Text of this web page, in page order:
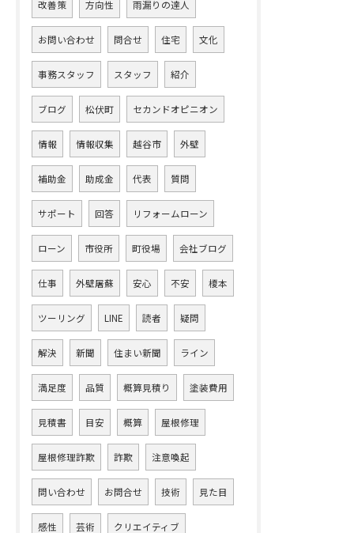
改善策 方向性 雨漏りの達人
お問い合わせ 問合せ 住宅 文化
事務スタッフ スタッフ 紹介
ブログ 松伏町 セカンドオピニオン
情報 情報収集 越谷市 外壁
補助金 助成金 代表 質問
サポート 回答 リフォームローン
ローン 市役所 町役場 会社ブログ
仕事 外壁屠蘇 安心 不安 榎本
ツーリング LINE 読者 疑問
解決 新聞 住まい新聞 ライン
満足度 品質 概算見積り 塗装費用
見積書 目安 概算 屋根修理
屋根修理詐欺 詐欺 注意喚起
問い合わせ お問合せ 技術 見た目
感性 芸術 クリエイティブ